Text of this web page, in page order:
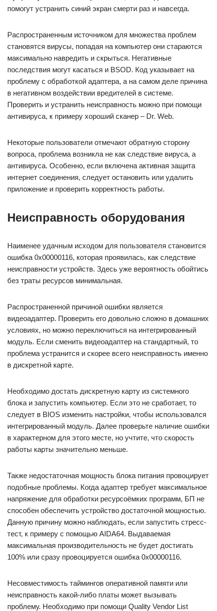
помогут устранить синий экран смерти раз и навсегда.
Распространенным источником для множества проблем
становятся вирусы, попадая на компьютер они стараются
максимально навредить и скрыться. Негативные
последствия могут касаться и BSOD. Код указывает на
проблему с обработкой адаптера, а на самом деле причина
в негативном воздействии вредителей в системе.
Проверить и устранить неисправность можно при помощи
антивируса, к примеру хороший сканер – Dr. Web.
Некоторые пользователи отмечают обратную сторону
вопроса, проблема возникла не как следствие вируса, а
антивируса. Особенно, если включена активная защита
интернет соединения, следует остановить или удалить
приложение и проверить корректность работы.
Неисправность оборудования
Наименее удачным исходом для пользователя становится
ошибка 0x00000116, которая проявилась, как следствие
неисправности устройств. Здесь уже вероятность обойтись
без траты ресурсов минимальная.
Распространенной причиной ошибки является
видеоадаптер. Проверить его довольно сложно в домашних
условиях, но можно переключиться на интегрированный
модуль. Если сменить видеоадаптер на стандартный, то
проблема устранится и скорее всего неисправность именно
в дискретной карте.
Необходимо достать дискретную карту из системного
блока и запустить компьютер. Если это не сработает, то
следует в BIOS изменить настройки, чтобы использовался
интегрированный модуль. Далее проверьте наличие ошибки
в характерном для этого месте, но учтите, что скорость
работы карты значительно меньше.
Также недостаточная мощность блока питания провоцирует
подобные проблемы. Когда адаптер требует максимальное
напряжение для обработки ресурсоёмких программ, БП не
способен обеспечить устройство достаточной мощностью.
Данную причину можно наблюдать, если запустить стресс-
тест, к примеру с помощью AIDA64. Выдаваемая
максимальная производительность не будет достигать
100% или сразу провоцируется ошибка 0x00000116.
Несовместимость таймингов оперативной памяти или
неисправность какой-либо платы может вызывать
проблему. Необходимо при помощи Quality Vendor List